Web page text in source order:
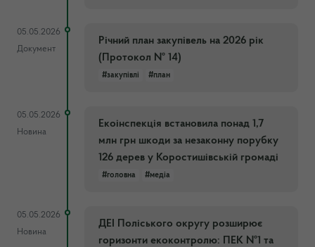
05.05.2026
Документ
Річний план закупівель на 2026 рік
(Протокол № 14)
#закупівлі #план
05.05.2026
Новина
Екоінспекція встановила понад 1,7
млн грн шкоди за незаконну порубку
126 дерев у Коростишівській громаді
#головна #медіа
05.05.2026
Новина
ДЕІ Поліського округу розширює
горизонти екоконтролю: ПЕК №1 та